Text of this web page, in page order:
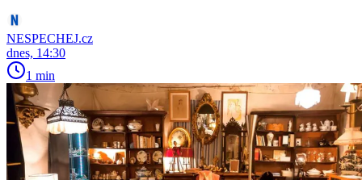
NESPECHEJ.cz
dnes, 14:30
1 min